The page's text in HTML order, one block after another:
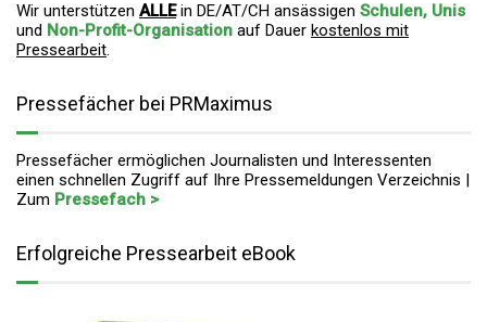
Wir unterstützen ALLEin DE/AT/CH ansässigen Schulen, Unis
und Non-Profit-Organisation auf Dauer kostenlos mit
Pressearbeit.
Pressefächer bei PRMaximus
Pressefächer ermöglichen Journalisten und Interessenten
einen schnellen Zugriff auf Ihre Pressemeldungen Verzeichnis |
Zum Pressefach >
Erfolgreiche Pressearbeit eBook